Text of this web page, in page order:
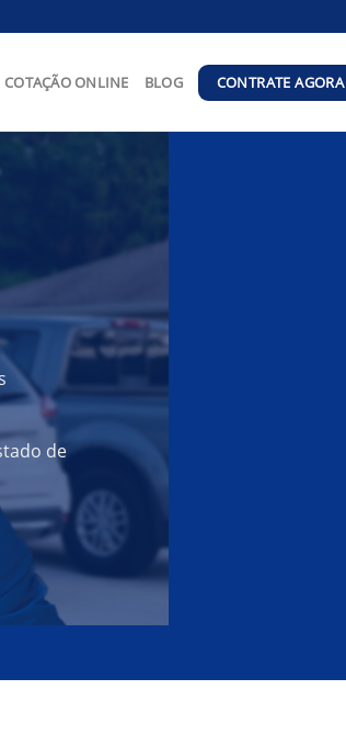
COTAÇÃO ONLINE BLOG CONTRATE AGORA
de